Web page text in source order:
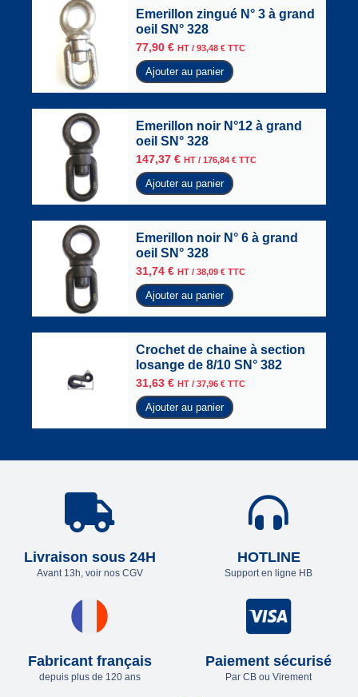
Emerillon zingué N° 3 à grand
oeil SN° 328
77,90 € HT / 93,48 € TTC
Ajouter au panier
Emerillon noir N°12 à grand
oeil SN° 328
147,37 € HT / 176,84 € TTC
Ajouter au panier
Emerillon noir N° 6 à grand
oeil SN° 328
31,74 € HT / 38,09 € TTC
Ajouter au panier
Crochet de chaine à section
losange de 8/10 SN° 382
31,63 € HT / 37,96 € TTC
Ajouter au panier
Livraison sous 24H
Avant 13h, voir nos CGV
HOTLINE
Support en ligne HB
Fabricant français
depuis plus de 120 ans
Paiement sécurisé
Par CB ou Virement